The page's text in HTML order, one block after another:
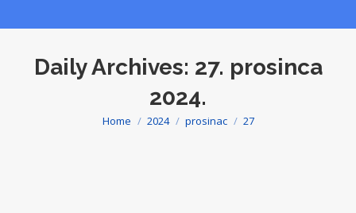
Daily Archives: 27. prosinca
2024.
You are here:
Home 2024 prosinac 27